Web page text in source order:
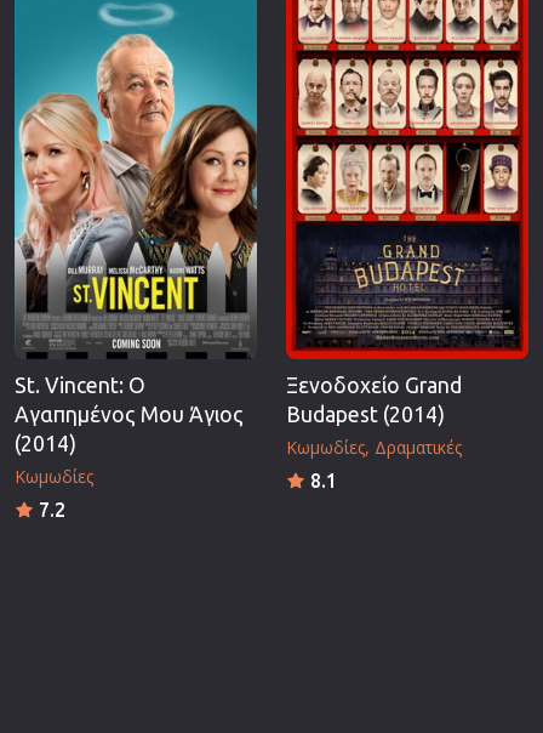
St. Vincent: O
Αγαπημένος Μου Άγιος
(2014)
Κωμωδίες
7.2
Ξενοδοχείο Grand
Budapest (2014)
Κωμωδίες Δραματικές
8.1